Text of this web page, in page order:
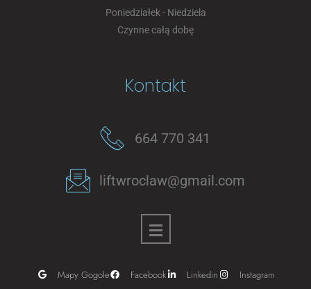
Poniedziałek - Niedziela
Czynne całą dobę
Kontakt
664 770 341
liftwroclaw@gmail.com
Mapy Gogole Facebook Linkedin Instagram